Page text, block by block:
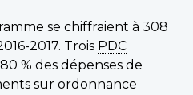
se chiffraient à 308
2017. Trois PDC
% des dépenses de
sur ordonnance